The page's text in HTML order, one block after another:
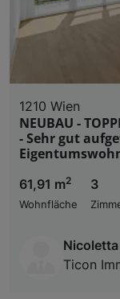
1210 Wien
NEUBAU -
- Sehr gut
61,91 m2
Wohnfläche
3
Ticon